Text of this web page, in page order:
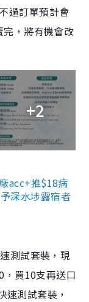
過訂單預計會
，將有機會改
+2
acc+推$18病
深水埗露宿者
測試套裝，現
買10支再送口
測試套裝，